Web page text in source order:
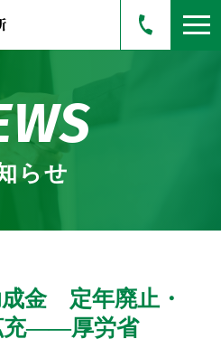
らせ
成金 定年廃止・
充――厚労省